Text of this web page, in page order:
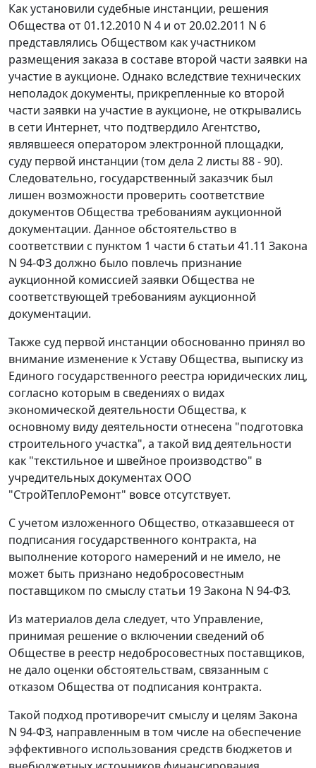
Как установили судебные инстанции, решения
Общества от 01.12.2010 N 4 и от 20.02.2011 N 6
представлялись Обществом как участником
размещения заказа в составе второй части заявки на
участие в аукционе. Однако вследствие технических
неполадок документы, прикрепленные ко второй
части заявки на участие в аукционе, не открывались
в сети Интернет, что подтвердило Агентство,
являвшееся оператором электронной площадки,
суду первой инстанции (том дела 2 листы 88 - 90).
Следовательно, государственный заказчик был
лишен возможности проверить соответствие
документов Общества требованиям аукционной
документации. Данное обстоятельство в
соответствии с пунктом 1 части 6 статьи 41.11 Закона
N 94-ФЗ должно было повлечь признание
аукционной комиссией заявки Общества не
соответствующей требованиям аукционной
документации.
Также суд первой инстанции обоснованно принял во
внимание изменение к Уставу Общества, выписку из
Единого государственного реестра юридических лиц,
согласно которым в сведениях о видах
экономической деятельности Общества, к
основному виду деятельности отнесена "подготовка
строительного участка", а такой вид деятельности
как "текстильное и швейное производство" в
учредительных документах ООО
"СтройТеплоРемонт" вовсе отсутствует.
С учетом изложенного Общество, отказавшееся от
подписания государственного контракта, на
выполнение которого намерений и не имело, не
может быть признано недобросовестным
поставщиком по смыслу статьи 19 Закона N 94-ФЗ.
Из материалов дела следует, что Управление,
принимая решение о включении сведений об
Обществе в реестр недобросовестных поставщиков,
не дало оценки обстоятельствам, связанным с
отказом Общества от подписания контракта.
Такой подход противоречит смыслу и целям Закона
N 94-ФЗ, направленным в том числе на обеспечение
эффективного использования средств бюджетов и